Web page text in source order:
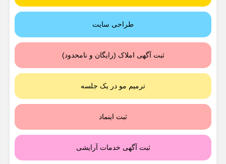
طراحی سایت
ثبت آگهی املاک (رایگان و نامحدود)
ترمیم مو در یک جلسه
ثبت اینماد
ثبت آگهی خدمات آرایشی